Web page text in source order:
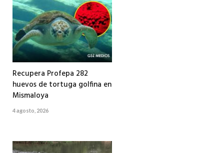
Recupera Profepa 282
huevos de tortuga golfina en
Mismaloya
4 agosto, 2026